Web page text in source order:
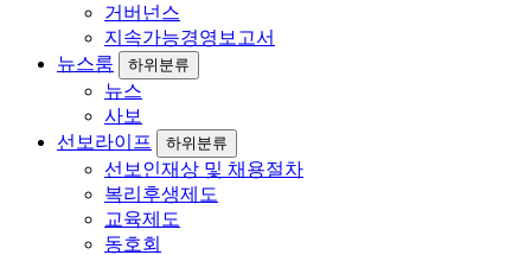
거버넌스
지속가능경영보고서
뉴스룸
하위분류
뉴스
사보
선보라이프
하위분류
선보인재상 및 채용절차
복리후생제도
교육제도
동호회